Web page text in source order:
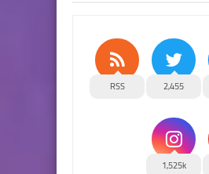
2,455
RSS
1,525k